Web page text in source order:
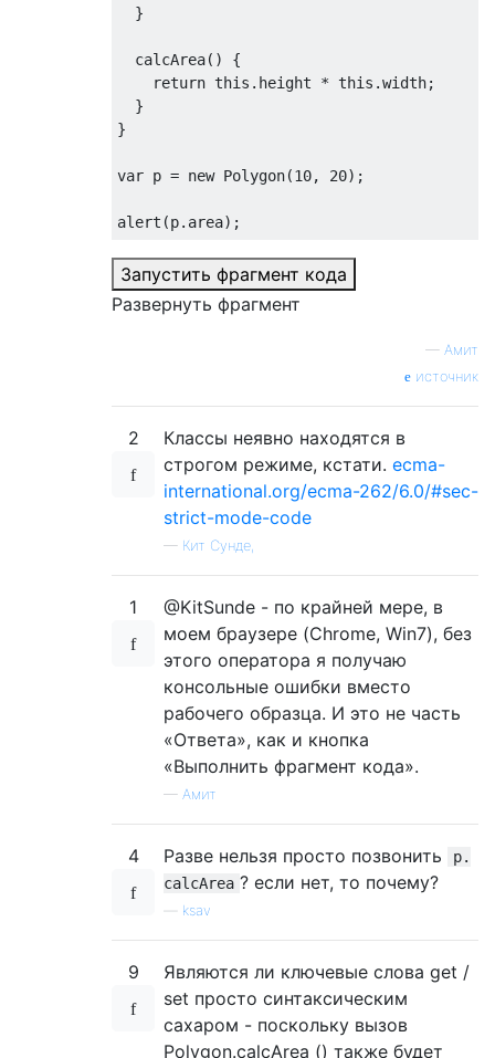
}
  calcArea
()
{
return this . height * this .width;
}
}
var p = new Polygon(10, 20);
alert (p. area);
Запустить фрагмент кода
Развернуть фрагмент
— Амит
источник
2
Классы неявно находятся в
строгом режиме, кстати. ecma-
international.org/ecma-262/6.0/#sec-
strict-mode-code
— Кит Сунде,
1
@KitSunde - по крайней мере, в
моем браузере (Chrome, Win7), без
этого оператора я получаю
консольные ошибки вместо
рабочего образца. И это не часть
«Ответа», как и кнопка
«Выполнить фрагмент кода».
— Амит
4 Разве нельзя просто позвонить
p.
calcArea ? если нет, то почему?
ksav
9
Являются ли ключевые слова get /
set просто синтаксическим
сахаром - поскольку вызов
Polygon.calcArea () также будет